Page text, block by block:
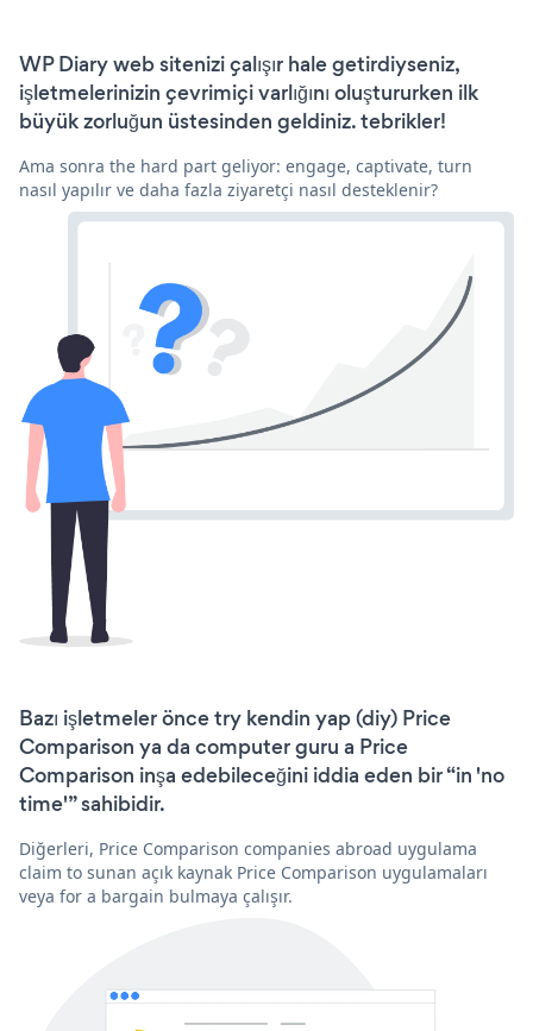
WP Diary web sitenizi çalışır hale getirdiyseniz,
işletmelerinizin çevrimiçi varlığını oluştururken ilk
büyük zorluğun üstesinden geldiniz. tebrikler!
Ama sonra the hard part geliyor: engage, captivate, turn
nasıl yapılır ve daha fazla ziyaretçi nasıl desteklenir?
Bazı işletmeler önce try kendin yap (diy) Price
Comparison ya da computer guru a Price
Comparison inşa edebileceğini iddia eden bir “in 'no
time'” sahibidir.
Diğerleri, Price Comparison companies abroad uygulama
claim to sunan açık kaynak Price Comparison uygulamaları
veya for a bargain bulmaya çalışır.